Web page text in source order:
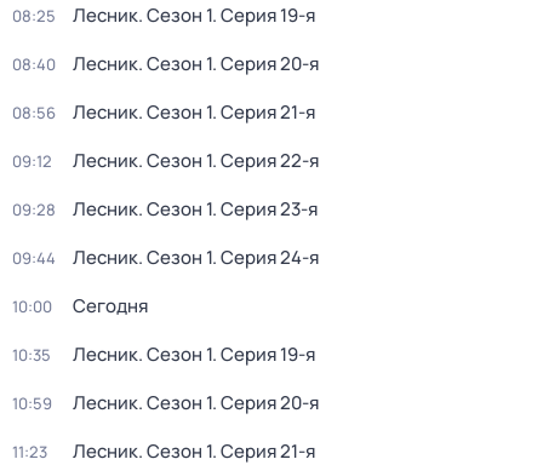
08:25 Лесник. Сезон 1. Серия 19-я
08:40 Лесник. Сезон 1. Серия 20-я
08:56 Лесник. Сезон 1. Серия 21-я
09:12 Лесник. Сезон 1. Серия 22-я
09:28 Лесник. Сезон 1. Серия 23-я
09:44 Лесник. Сезон 1. Серия 24-я
10:00 Сегодня
10:35 Лесник. Сезон 1. Серия 19-я
10:59 Лесник. Сезон 1. Серия 20-я
11:23 Лесник. Сезон 1. Серия 21-я